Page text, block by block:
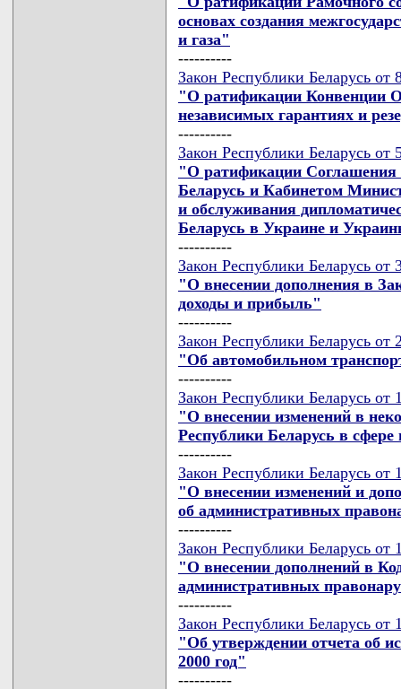
основах создания
и газа"
----------
Закон Республики Беларусь от
"О ратификации Конвенции
независимых гарантиях и
----------
Закон Республики Беларусь от
"О ратификации Соглашения
Беларусь и Кабинетом
и обслуживания
Беларусь в Украине и
----------
Закон Республики Беларусь
"О внесении дополнения в
доходы и прибыль"
----------
Закон Республики Беларусь
"Об автомобильном
----------
Закон Республики Беларусь
"О внесении изменений в
Республики Беларусь в
----------
Закон Республики Беларусь
"О внесении изменений и
об административных
----------
Закон Республики Беларусь
"О внесении дополнений в
административных
----------
Закон Республики Беларусь
"Об утверждении отчета об
2000 год"
----------